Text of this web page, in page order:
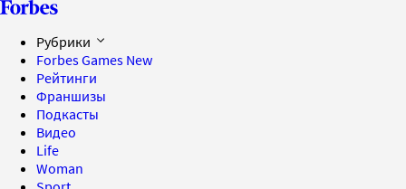
Рубрики
Forbes Games New
Рейтинги
Франшизы
Подкасты
Видео
Life
Woman